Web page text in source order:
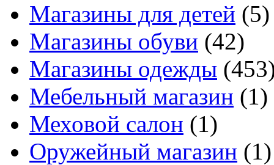
Магазины для детей (5)
Магазины обуви (42)
Магазины одежды
Мебельный магазин (1)
Меховой салон (1)
Оружейный магазин (1)